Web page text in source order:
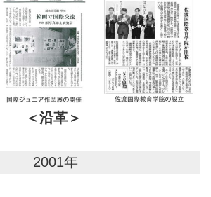
＜沿革＞
2001年